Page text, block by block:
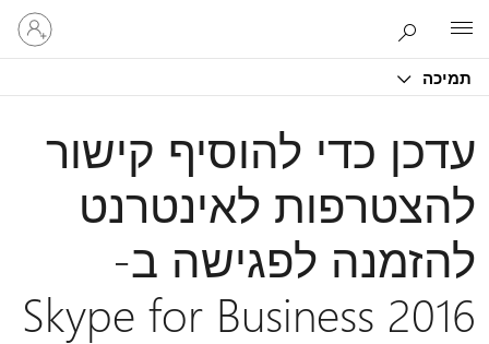
תמיכה
היכנס
לחשבון
שלך
עדכן כדי להוסיף קישור
להצטרפות לאינטרנט
להזמנה לפגישה ב-
Skype for Business 2016